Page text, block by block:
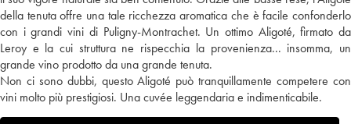
della tenuta offre una tale ricchezza aromatica che è facile confonderlo
con i grandi vini di Puligny-Montrachet. Un ottimo Aligoté, firmato da
Leroy e la cui struttura ne rispecchia la provenienza... insomma, un
grande vino prodotto da una grande tenuta.
Non ci sono dubbi, questo Aligoté può tranquillamente competere con
vini molto più prestigiosi. Una cuvée leggendaria e indimenticabile.